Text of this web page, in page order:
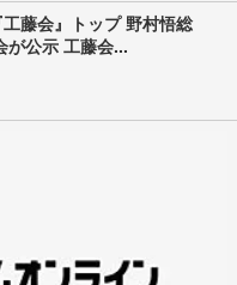
藤会』トップ 野村悟総
が公示 工藤会...